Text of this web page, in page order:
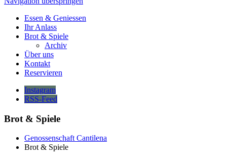
Essen & Geniessen
Ihr Anlass
Brot & Spiele
Archiv
Über uns
Kontakt
Reservieren
Instagram
RSS-Feed
Brot & Spiele
Genossenschaft Cantilena
Brot & Spiele